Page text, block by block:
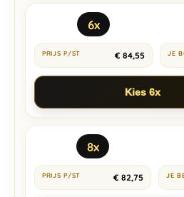
6x
€ 84,55
Kies 6x
8x
€ 82,75